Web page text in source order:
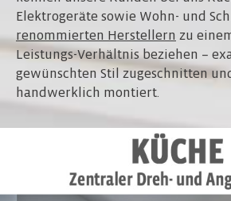
Elektrogeräte sowie Wohn- und
renommierten Herstellern zu
Leistungs-Verhältnis beziehen –
gewünschten Stil zugeschnitten
handwerklich montiert.